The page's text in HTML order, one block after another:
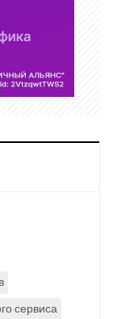
сервиса